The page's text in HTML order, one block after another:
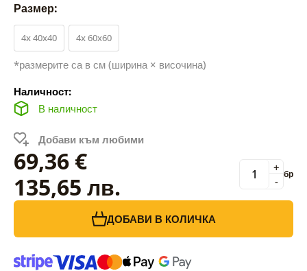
Размер:
4x 40x40 4x 60x60
*размерите са в см (ширина × височина)
Наличност:
В наличност
Добави към любими
69,36 €
135,65 лв.
-
+ бр
ДОБАВИ В КОЛИЧКА